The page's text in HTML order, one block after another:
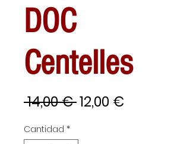
DOC
Centelles
14,00 € Precio
12,00 €
Cantidad *